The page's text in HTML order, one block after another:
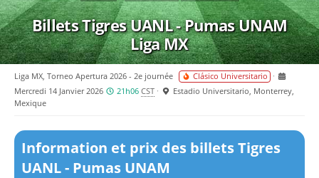
Billets Tigres UANL - Pumas UNAM
Liga MX
Liga MX, Torneo Apertura 2026 - 2e journée
Clásico Universitario
Mercredi 14 Janvier 2026
21h06CST
Estadio Universitario, Monterrey,
Mexique
Information et prix des billets Tigres
UANL - Pumas UNAM